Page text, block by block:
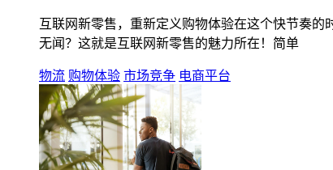
互联网新零售，重新定义购物体验在这个快节奏
无闻？这就是互联网新零售的魅力所在！简单
物流 购物体验 市场竞争 电商平台